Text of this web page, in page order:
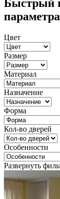
Быстрый
Цвет
Размер
Материал
Назначение
Форма
Кол-во дверей
Особенности
Развернуть